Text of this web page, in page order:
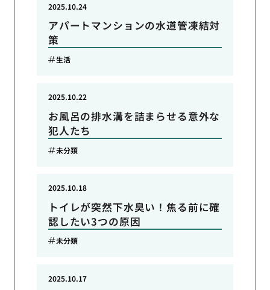
アパートマンションの水道管凍結対
策
2025.10.24
生活
お風呂の排水溝を詰まらせる意外な
犯人たち
2025.10.22
未分類
トイレが突然下水臭い！焦る前に確
認したい3つの原因
2025.10.18
未分類
2025.10.17